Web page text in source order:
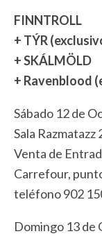
FINNTROLL
+ TÝR
+ SKÁLMÖLD
+ Ravenblood
Sábado 12 de
Sala Razmatazz
Venta de
Carrefour,
teléfono 902
Domingo 13 de